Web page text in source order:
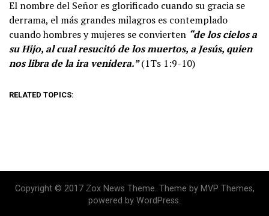
El nombre del Señor es glorificado cuando su gracia se
derrama, el más grandes milagros es contemplado
cuando hombres y mujeres se convierten “de los cielos a
su Hijo, al cual resucitó de los muertos, a Jesús, quien
nos libra de la ira venidera.”(1Ts 1:9-10)
RELATED TOPICS:
Copyright © 2017 Zox News Theme. Theme by MVP Themes,
powered by WordPress.